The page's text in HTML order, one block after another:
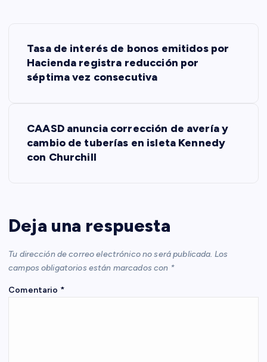
c
i
ó
n
Tasa de interés de bonos emitidos por
Hacienda registra reducción por
séptima vez consecutiva
CAASD anuncia corrección de avería y
cambio de tuberías en isleta Kennedy
con Churchill
Deja una respuesta
Tu dirección de correo electrónico no será publicada. Los
campos obligatorios están marcados con *
Comentario *